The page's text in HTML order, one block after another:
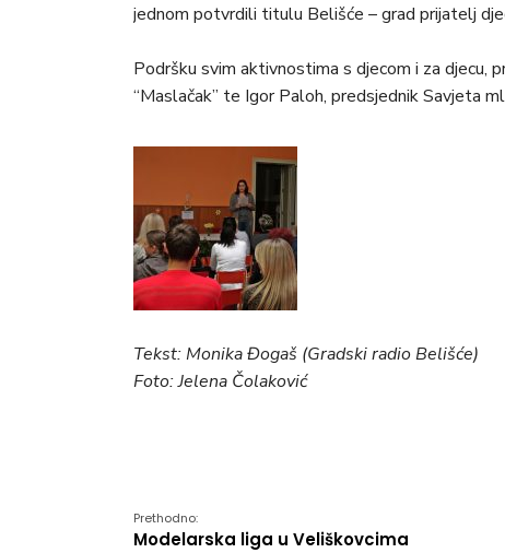
jednom potvrdili titulu Belišće – grad prijatelj
Podršku svim aktivnostima s djecom i za djecu,
“Maslačak” te Igor Paloh, predsjednik Savjeta
Tekst: Monika Đogaš (Gradski radio Belišće)
Foto: Jelena Čolaković
Prethodno:
Modelarska liga u Veliškovcima